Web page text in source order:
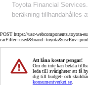
Toyota Financial
beräkning tillhandahålles
POST https://usc-webcomponents.toyota-
Att låna kostar pengar!
Om du inte kan betala
leda till svårigheter att få
dig till budget- och
konsumentverket.se